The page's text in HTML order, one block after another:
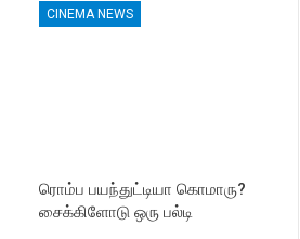
CINEMA NEWS
ரொம்ப பயந்துட்டியா கொமாரு?
சைக்கிளோடு ஒரு பல்டி